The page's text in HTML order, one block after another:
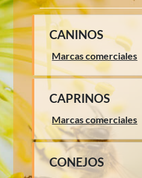
CANINOS
Marcas comerciales
CAPRINOS
Marcas comerciales
CONEJOS